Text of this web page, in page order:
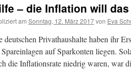
– die Inflation will
am Sonntag, 12. März 2017von Eva
deutschen Privathaushalte haben ihr
Spareinlagen auf Sparkonten liegen.
die Inflationsrate niedrig waren, war